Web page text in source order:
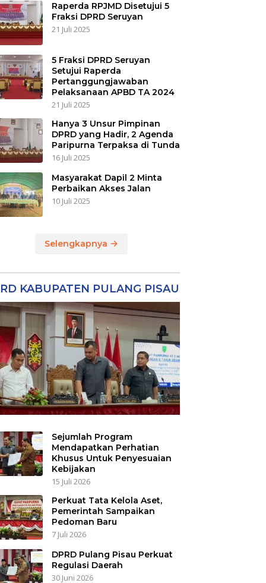
Raperda RPJMD Disetujui 5
Fraksi DPRD Seruyan
21 Juli 2025
5 Fraksi DPRD Seruyan
Setujui Raperda
Pertanggungjawaban
Pelaksanaan APBD TA 2024
21 Juli 2025
Hanya 3 Unsur Pimpinan
DPRD yang Hadir, 2 Agenda
Paripurna Terpaksa di Tunda
16 Juli 2025
Masyarakat Dapil 2 Minta
Perbaikan Akses Jalan
10 Juli 2025
Selengkapnya
KABUPATEN PULANG PISAU
Sejumlah Program
Mendapatkan Perhatian
Khusus Untuk Penyesuaian
Kebijakan
15 Juli 2026
Perkuat Tata Kelola Aset,
Pemerintah Sampaikan
Pedoman Baru
7 Juli 2026
DPRD Pulang Pisau Perkuat
Regulasi Daerah
30 Juni 2026